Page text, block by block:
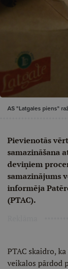
AS "Latgales piens"
Pievienotās
samazināšana
deviņiem
samazinājums
informēja
(PTAC).
PTAC skaidro,
veikalos pārdod